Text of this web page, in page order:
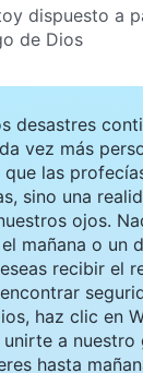
dispuesto a
de Dios
desastres
vez más
las
sino una
ojos.
mañana o un
recibir el
haz clic en
unirte a nuestro
hasta